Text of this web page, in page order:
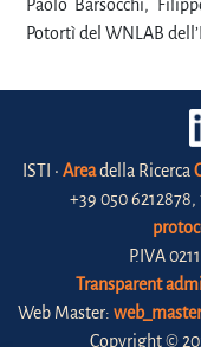
Paolo Barsocchi,
Potortì del WNLAB
ISTI • Areadella Ricerca
+39 050 6212878,
P.IVA
Transparent
Web Master:
Copyright ©